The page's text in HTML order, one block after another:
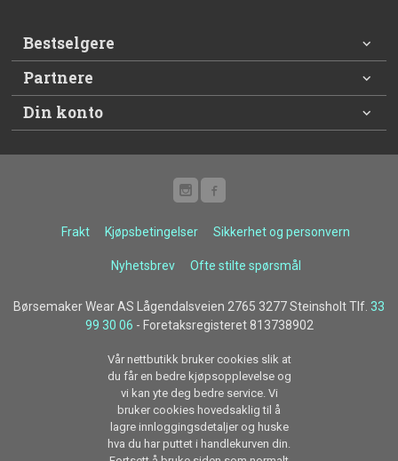
Bestselgere
Partnere
Din konto
Frakt Kjøpsbetingelser Sikkerhet og personvern
Nyhetsbrev Ofte stilte spørsmål
Børsemaker Wear AS Lågendalsveien 2765 3277 Steinsholt Tlf. 33
99 30 06 - Foretaksregisteret 813738902
Vår nettbutikk bruker cookies slik at
du får en bedre kjøpsopplevelse og
vi kan yte deg bedre service. Vi
bruker cookies hovedsaklig til å
lagre innloggingsdetaljer og huske
hva du har puttet i handlekurven din.